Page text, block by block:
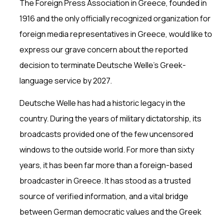
The Foreign Press Association in Greece, founded in
1916 and the only officially recognized organization for
foreign media representatives in Greece, would like to
express our grave concern about the reported
decision to terminate Deutsche Welle’s Greek-
language service by 2027.
Deutsche Welle has had a historic legacy in the
country. During the years of military dictatorship, its
broadcasts provided one of the few uncensored
windows to the outside world. For more than sixty
years, it has been far more than a foreign-based
broadcaster in Greece. It has stood as a trusted
source of verified information, and a vital bridge
between German democratic values and the Greek